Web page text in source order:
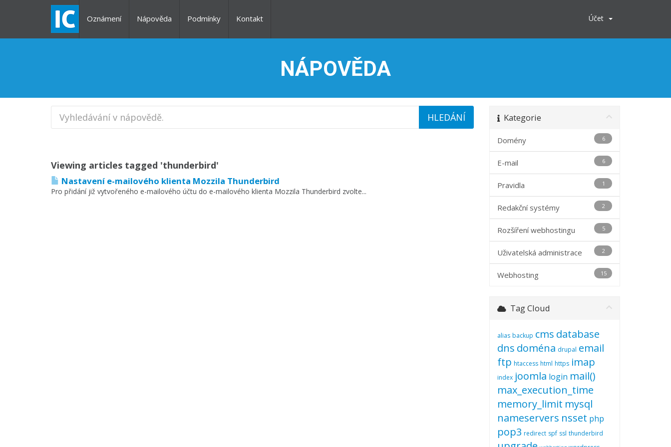
Účet
Oznámení Nápověda Podmínky Kontakt
NÁPOVĚDA
Kategorie
6
Domény
6
E-mail
1
Pravidla
2
Redakční systémy
5
Rozšíření webhostingu
2
Uživatelská administrace
15
Webhosting
Viewing articles tagged 'thunderbird'
Nastavení e-mailového klienta Mozzila Thunderbird
Pro přidání již vytvořeného e-mailového účtu do e-mailového klienta Mozzila Thunderbird zvolte...
Tag Cloud
alias backup cms database
dns doména drupal email
ftp htaccess html https imap
index joomla login mail()
max_execution_time
memory_limit mysql
nameservers nsset php
pop3 redirect spf ssl thunderbird